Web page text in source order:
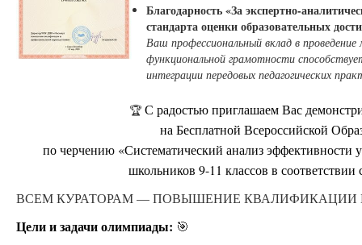
Благодарность «За экспертно-
стандарта оценки образовательных
Ваш профессиональный вклад в
функциональной грамотности
интеграции передовых педагогических
🏆 С радостью приглашаем Вас
на Бесплатной Всероссийской
по черчению «Систематический анализ эффективности
школьников 9-11 классов в
ВСЕМ КУРАТОРАМ — ПОВЫШЕНИЕ КВАЛИФИКАЦИИ
Цели и задачи олимпиады: 🎯